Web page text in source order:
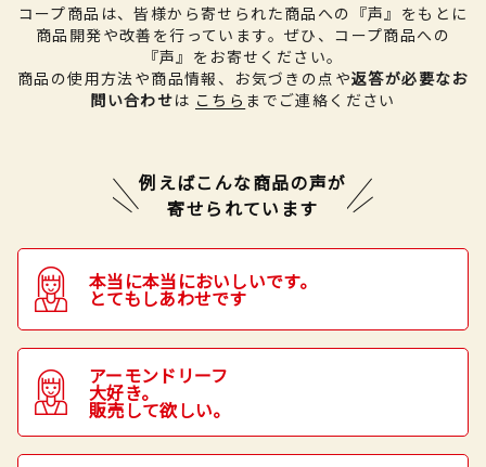
コープ商品は、皆様から寄せられた商品への『声』をもとに
商品開発や改善を行っています。 ぜひ、コープ商品への
『声』をお寄せください。
商品の使用方法や商品情報、お気づきの点や返答が必要なお
問い合わせは こちら までご連絡ください
例えばこんな商品の声が
寄せられています
本当に本当においしいです。
とてもしあわせです
アーモンドリーフ
大好き。
販売して欲しい。